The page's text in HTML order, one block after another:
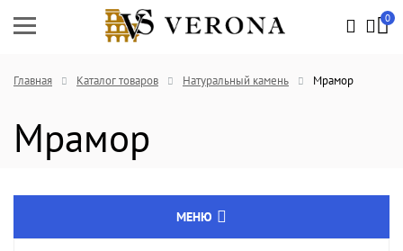
0
Главная Каталог товаров Натуральный камень Мрамор
Мрамор
МЕНЮ